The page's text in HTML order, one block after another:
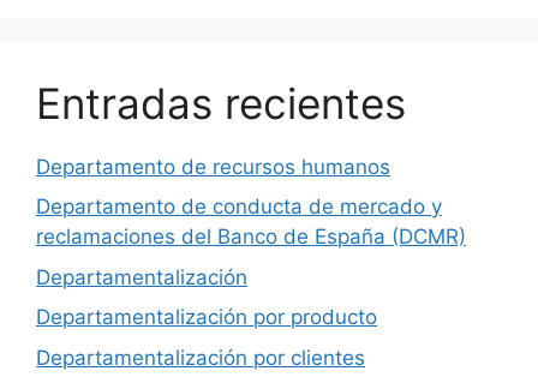
Entradas recientes
Departamento de recursos humanos
Departamento de conducta de mercado y
reclamaciones del Banco de España (DCMR)
Departamentalización
Departamentalización por producto
Departamentalización por clientes